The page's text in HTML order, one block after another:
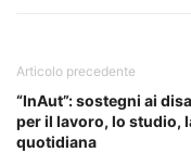
Articolo precedente
“InAut”: sostegni ai
per il lavoro, lo studio,
quotidiana